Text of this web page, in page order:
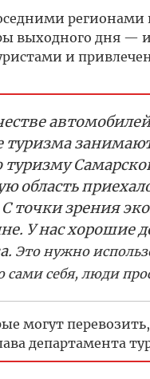
выходного дня —
и
туризма
туризму
область
точки зрения
У нас хорошие
Это нужно
себя, люди
могут
департамента